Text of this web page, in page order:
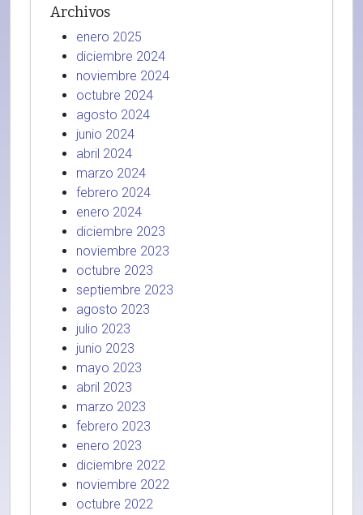
Archivos
enero 2025
diciembre 2024
noviembre 2024
octubre 2024
agosto 2024
junio 2024
abril 2024
marzo 2024
febrero 2024
enero 2024
diciembre 2023
noviembre 2023
octubre 2023
septiembre 2023
agosto 2023
julio 2023
junio 2023
mayo 2023
abril 2023
marzo 2023
febrero 2023
enero 2023
diciembre 2022
noviembre 2022
octubre 2022